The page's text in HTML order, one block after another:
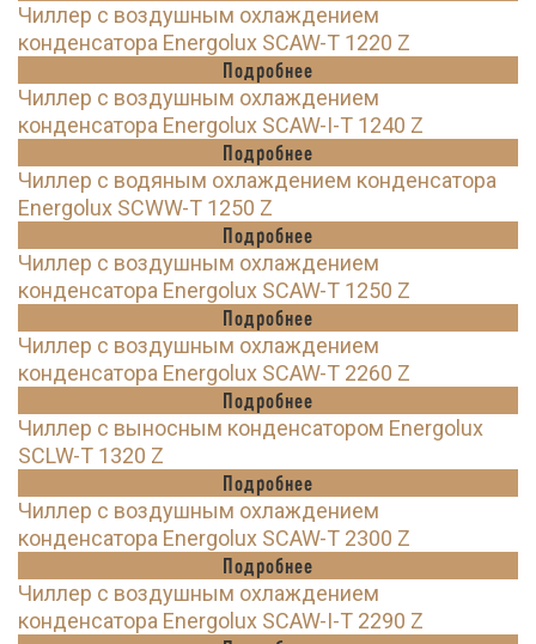
Чиллер с воздушным охлаждением
конденсатора Energolux SCAW-T 1220 Z
Подробнее
Чиллер с воздушным охлаждением
конденсатора Energolux SCAW-I-T 1240 Z
Подробнее
Чиллер с водяным охлаждением конденсатора
Energolux SCWW-T 1250 Z
Подробнее
Чиллер с воздушным охлаждением
конденсатора Energolux SCAW-T 1250 Z
Подробнее
Чиллер с воздушным охлаждением
конденсатора Energolux SCAW-T 2260 Z
Подробнее
Чиллер с выносным конденсатором Energolux
SCLW-T 1320 Z
Подробнее
Чиллер с воздушным охлаждением
конденсатора Energolux SCAW-T 2300 Z
Подробнее
Чиллер с воздушным охлаждением
конденсатора Energolux SCAW-I-T 2290 Z